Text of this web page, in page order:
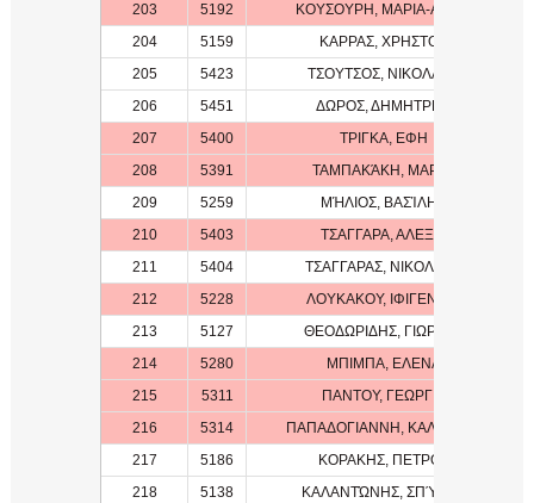
203
5192
ΚΟΥΣΟΥΡΗ, ΜΑΡΙΑ-ΑΝΘΗ
204
5159
ΚΑΡΡΑΣ, ΧΡΗΣΤΟΣ
205
5423
ΤΣΟΥΤΣΟΣ, ΝΙΚΟΛΑΟΣ
206
5451
ΔΩΡΟΣ, ΔΗΜΗΤΡΗΣ
207
5400
ΤΡΙΓΚΑ, ΕΦΗ
208
5391
ΤΑΜΠΑΚΆΚΗ, ΜΑΡΊΑ
209
5259
ΜΉΛΙΟΣ, ΒΑΣΊΛΗΣ
210
5403
ΤΣΑΓΓΑΡΑ, ΑΛΕΞΙΑ
211
5404
ΤΣΑΓΓΑΡΑΣ, ΝΙΚΟΛΑΟΣ
212
5228
ΛΟΥΚΑΚΟΥ, ΙΦΙΓΕΝΕΙΑ
213
5127
ΘΕΟΔΩΡΙΔΗΣ, ΓΙΩΡΓΟΣ
214
5280
ΜΠΙΜΠΑ, ΕΛΕΝΑ
215
5311
ΠΑΝΤΟΥ, ΓΕΩΡΓΙΑ
216
5314
ΠΑΠΑΔΟΓΙΑΝΝΗ, ΚΑΛΛΙΌΠΗ
217
5186
ΚΟΡΑΚΗΣ, ΠΕΤΡΟΣ
218
5138
ΚΑΛΑΝΤΏΝΗΣ, ΣΠΎΡΟΣ